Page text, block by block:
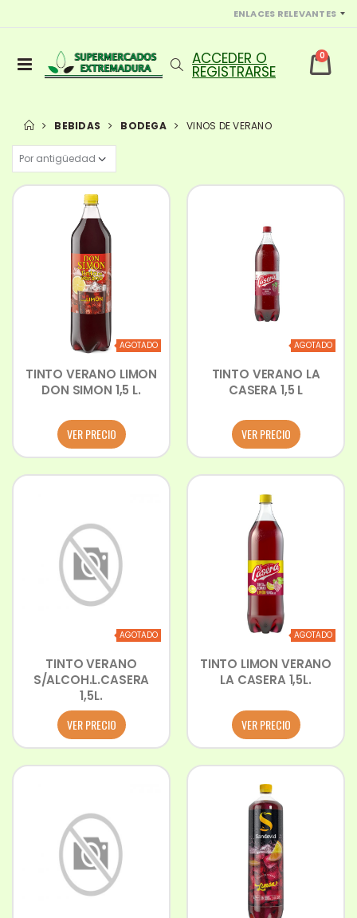
ENLACES RELEVANTES
0
BEBIDAS BODEGA VINOS DE VERANO
AGOTADO
TINTO VERANO LIMON
DON SIMON 1,5 L.
VER PRECIO
AGOTADO
TINTO VERANO LA
CASERA 1,5 L
VER PRECIO
AGOTADO
TINTO VERANO
S/ALCOH.L.CASERA
1,5L.
VER PRECIO
AGOTADO
TINTO LIMON VERANO
LA CASERA 1,5L.
VER PRECIO